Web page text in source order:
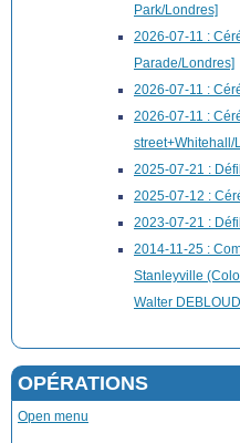
Park/Londres]
2026-07-11 :
Parade/Londres]
2026-07-11 :
2026-07-11 :
street+Whitehall/
2025-07-21 :
2025-07-12 :
2023-07-21 :
2014-11-25 :
Stanleyville
Walter
OPÉRATIONS
Open menu